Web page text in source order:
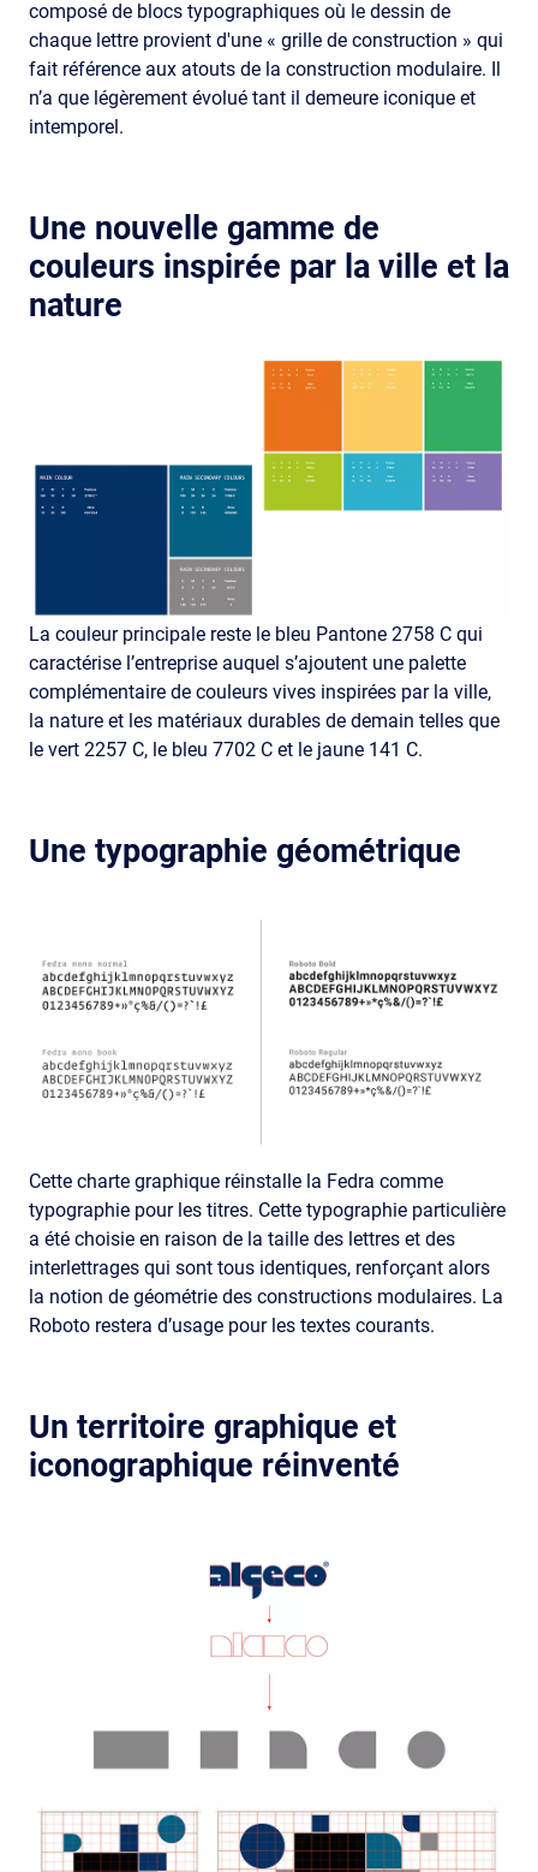
composé de blocs typographiques où le dessin de
chaque lettre provient d'une « grille de construction » qui
fait référence aux atouts de la construction modulaire. Il
n’a que légèrement évolué tant il demeure iconique et
intemporel.
Une nouvelle gamme de
couleurs inspirée par la ville et la
nature
La couleur principale reste le bleu Pantone 2758 C qui
caractérise l’entreprise auquel s’ajoutent une palette
complémentaire de couleurs vives inspirées par la ville,
la nature et les matériaux durables de demain telles que
le vert 2257 C, le bleu 7702 C et le jaune 141 C.
Une typographie géométrique
Cette charte graphique réinstalle la Fedra comme
typographie pour les titres. Cette typographie particulière
a été choisie en raison de la taille des lettres et des
interlettrages qui sont tous identiques, renforçant alors
la notion de géométrie des constructions modulaires. La
Roboto restera d’usage pour les textes courants.
Un territoire graphique et
iconographique réinventé